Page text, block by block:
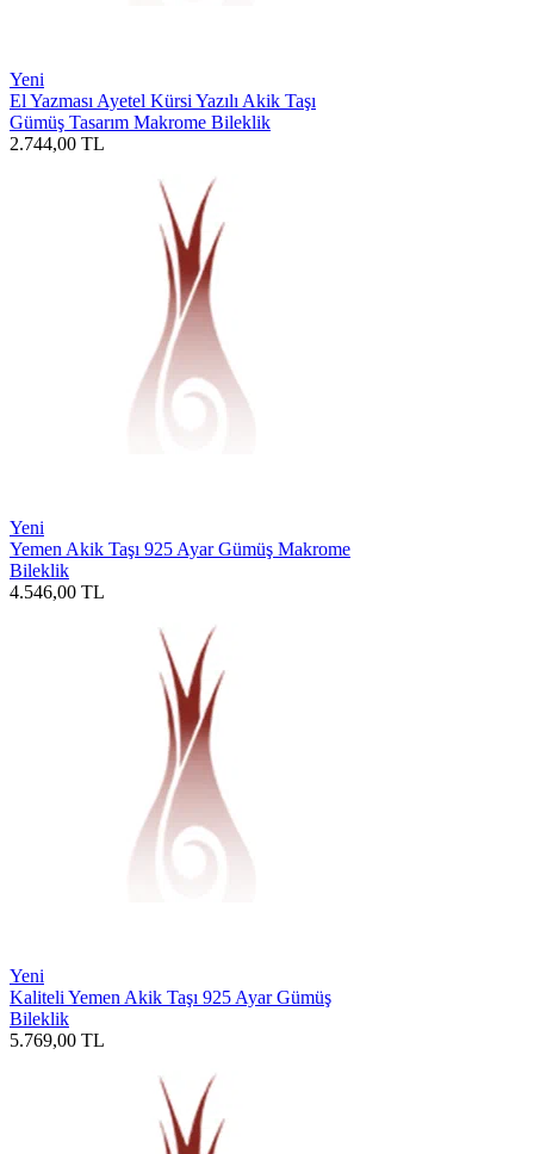
Yeni
El Yazması Ayetel Kürsi Yazılı Akik Taşı
Gümüş Tasarım Makrome Bileklik
2.744,00 TL
Yeni
Yemen Akik Taşı 925 Ayar Gümüş Makrome
Bileklik
4.546,00 TL
Yeni
Kaliteli Yemen Akik Taşı 925 Ayar Gümüş
Bileklik
5.769,00 TL